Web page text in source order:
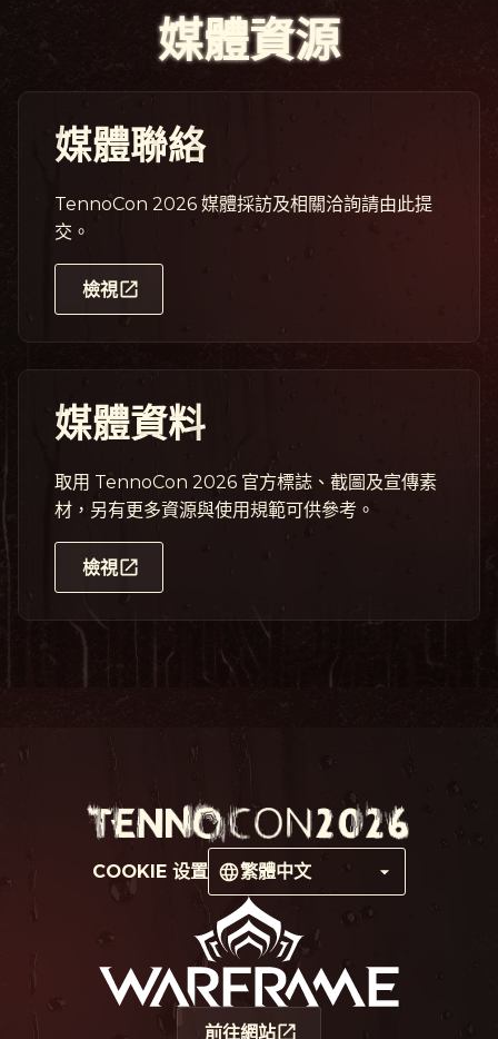
媒體資源
媒體聯絡
TennoCon 2026 媒體採訪及相關洽詢請由此提
交。
檢視
媒體資料
取用 TennoCon 2026 官方標誌、截圖及宣傳素
材，另有更多資源與使用規範可供參考。
檢視
COOKIE 设置 繁體中文
前往網站